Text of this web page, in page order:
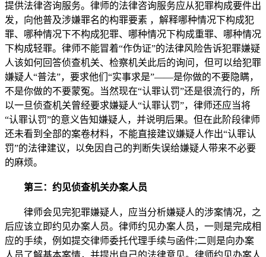
提供法律咨询服务。律师的法律咨询服务应从犯罪构成要件出
发，向他普及涉嫌罪名的构罪要素 ，解释哪种情况下构成犯
罪、哪种情况下不构成犯罪、哪种情况下构成重罪、哪种情况
下构成轻罪。律师不能冒着“作伪证”的法律风险告诉犯罪嫌疑
人该如何回答侦查机关、检察机关此后的询问，但可以给犯罪
嫌疑人“普法”，要求他们“实事求是”——是你做的不要隐瞒，
不是你做的不要蒙冤。当然现在“认罪认罚”还是很流行的，所
以一旦侦查机关曾经要求嫌疑人“认罪认罚”，律师还应当将
“认罪认罚”的意义告知嫌疑人，并说明后果。但在此阶段律师
还未看到全部的案卷材料，不能直接建议嫌疑人作出“认罪认
罚”的法律建议，以免因自己的判断失误给嫌疑人带来不必要
的麻烦。
第三：约见侦查机关办案人员
律师会见完犯罪嫌疑人，应当分析嫌疑人的涉案情况，之
后应该立即约见办案人员。律师约见办案人员，一则是完成相
应的手续，例如提交律师委托代理手续与函件;二则是向办案